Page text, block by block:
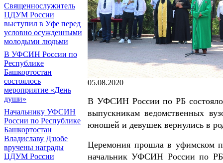
Священнослужитель
ЦДУМ России
выступил в Уфе перед
условно осужденными
молодыми людьми
В УФСИН России по
Республике
Башкортостан
состоялось
мероприятие «День
души»
Начальнику УФСИН
России по Республике
Башкортостан
Владиславу Дзюбе
вручены награды
ЦДУМ России
05.08.2020
В УФСИН России по РБ
выпускникам ведомственных
юношей и девушек вернулись в
Церемония прошла в уфимском
начальник УФСИН России по РБ